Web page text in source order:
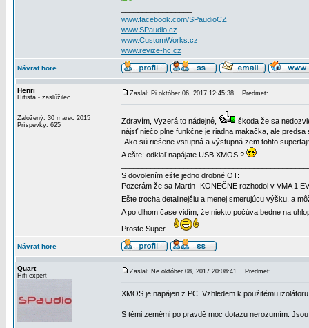
www.facebook.com/SPaudioCZ
www.SPaudio.cz
www.CustomWorks.cz
www.revize-hc.cz
Návrat hore
Henri
Hifista - zaslúžilec
Založený: 30 marec 2015
Príspevky: 625
Zaslal: Pi október 06, 2017 12:45:38 Predmet:
Zdravím, Vyzerá to nádejné,
škoda že sa
nájsť niečo plne funkčne je riadna makačka, ale
-Ako sú riešene vstupná a výstupná zem tohto
A ešte: odkiaľ napájate USB XMOS ?
S dovolením ešte jedno drobné OT:
Pozerám že sa Martin -KONEČNE rozhodol v VMA 1
Ešte trocha detailnejšiu a menej smerujúcu výšku, a
A po dlhom čase vidím, že niekto počúva bedne na
Proste Super...
Návrat hore
Quart
Hifi expert
Zaslal: Ne október 08, 2017 20:08:41 Predmet:
XMOS je napájen z PC. Vzhledem k použitému
S těmi zeměmi po pravdě moc dotazu nerozumím.